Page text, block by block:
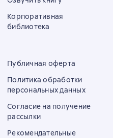
Корпоративная
библиотека
Публичная оферта
Политика обработки
персональных данных
Согласие на получение
рассылки
Рекомендательные